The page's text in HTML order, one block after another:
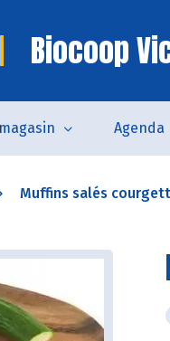
Biocoop
Agenda
Muffins salés